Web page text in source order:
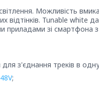
Можливість
відтінків. Tunable white
приладами зі смартфона з
з'єднання треків в одну
48V;